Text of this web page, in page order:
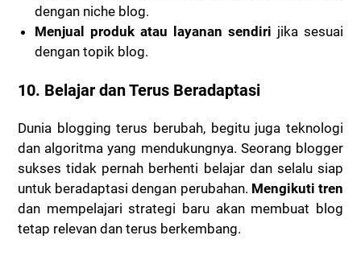
dengan niche blog.
Menjual produk atau layanan sendiri jika sesuai
dengan topik blog.
10. Belajar dan Terus Beradaptasi
Dunia blogging terus berubah, begitu juga teknologi
dan algoritma yang mendukungnya. Seorang blogger
sukses tidak pernah berhenti belajar dan selalu siap
untuk beradaptasi dengan perubahan. Mengikuti tren
dan mempelajari strategi baru akan membuat blog
tetap relevan dan terus berkembang.